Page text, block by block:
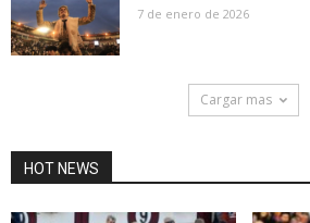
7 de enero de 2026
Cargar mas
HOT NEWS